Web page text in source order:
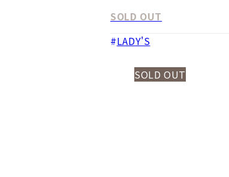
SOLD OUT
LADY'S
SOLD OUT